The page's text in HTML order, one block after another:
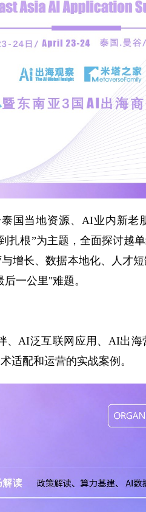
国当地资源、AI业内新老
扎根”​为主题，全面探讨越
增长、数据本地化、人才
一公里"难题。
、AI泛互联网应用、AI出
适配和运营的实战案例。